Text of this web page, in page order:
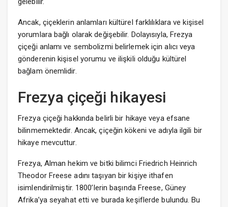
Ancak, çiçeklerin anlamları kültürel farklılıklara ve kişisel
yorumlara bağlı olarak değişebilir. Dolayısıyla, Frezya
çiçeği anlamı ve sembolizmi belirlemek için alıcı veya
gönderenin kişisel yorumu ve ilişkili olduğu kültürel
bağlam önemlidir.
Frezya çiçeği hikayesi
Frezya çiçeği hakkında belirli bir hikaye veya efsane
bilinmemektedir. Ancak, çiçeğin kökeni ve adıyla ilgili bir
hikaye mevcuttur.
Frezya, Alman hekim ve bitki bilimci Friedrich Heinrich
Theodor Freese adını taşıyan bir kişiye ithafen
isimlendirilmiştir. 1800’lerin başında Freese, Güney
Afrika’ya seyahat etti ve burada keşiflerde bulundu. Bu